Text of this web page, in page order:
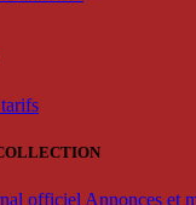
officiel Annonces et